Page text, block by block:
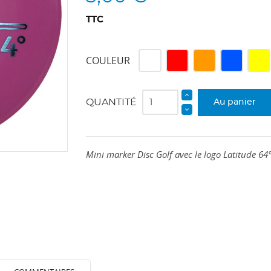
TTC
COULEUR
QUANTITÉ Au panier
Mini marker Disc Golf avec le logo Latitude 64°.